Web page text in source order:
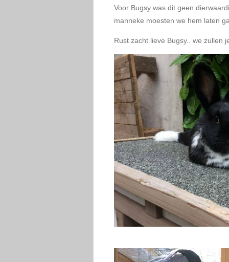
Voor Bugsy was dit geen
manneke moesten we hem laten
Rust zacht lieve Bugsy.. we zullen